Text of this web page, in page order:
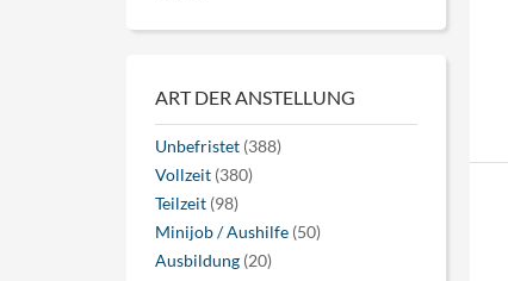
ART DER ANSTELLUNG
Unbefristet (388)
Vollzeit (380)
Teilzeit (98)
Minijob / Aushilfe (50)
Ausbildung (20)